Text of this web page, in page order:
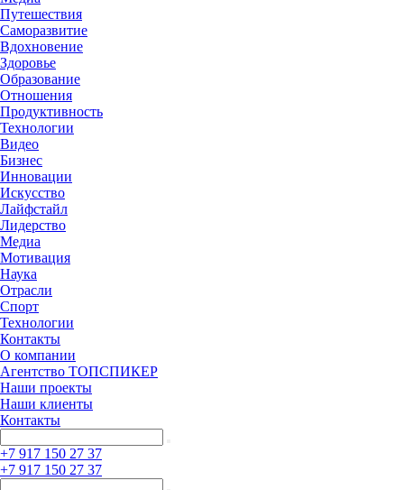
Путешествия
Саморазвитие
Вдохновение
Здоровье
Образование
Отношения
Продуктивность
Технологии
Видеo
Бизнес
Инновации
Искусство
Лайфстайл
Лидерство
Медиа
Мотивация
Наука
Отрасли
Спорт
Технологии
Контакты
О компании
Агентство ТОПСПИКЕР
Наши проекты
Наши клиенты
Контакты
+7 917 150 27 37
+7 917 150 27 37